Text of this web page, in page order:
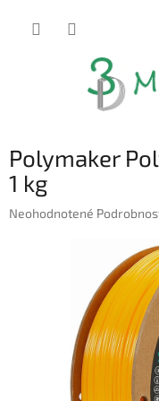
Polymaker
1 kg
Priemerné
Neohodnotené